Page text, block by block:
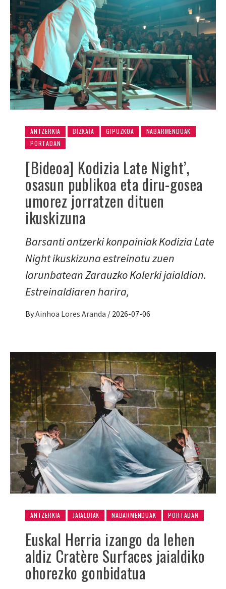
ANTZERKIA BIZKAIA GIPUZKOA
NABARMENDUAK
PORTADAN
[Bideoa] Kodizia Late Night’,
osasun publikoa eta diru-gosea
umorez jorratzen dituen
ikuskizuna
Barsanti antzerki konpainiak Kodizia Late
Night ikuskizuna estreinatu zuen
larunbatean Zarauzko Kalerki jaialdian.
Estreinaldiaren harira,
ByAinhoa Lores Aranda / 2026-07-06
ANTZERKIA JAIALDIAK NABARMENDUAK PORTADAN
Euskal Herria izango da lehen
aldiz Cratère Surfaces jaialdiko
ohorezko gonbidatua